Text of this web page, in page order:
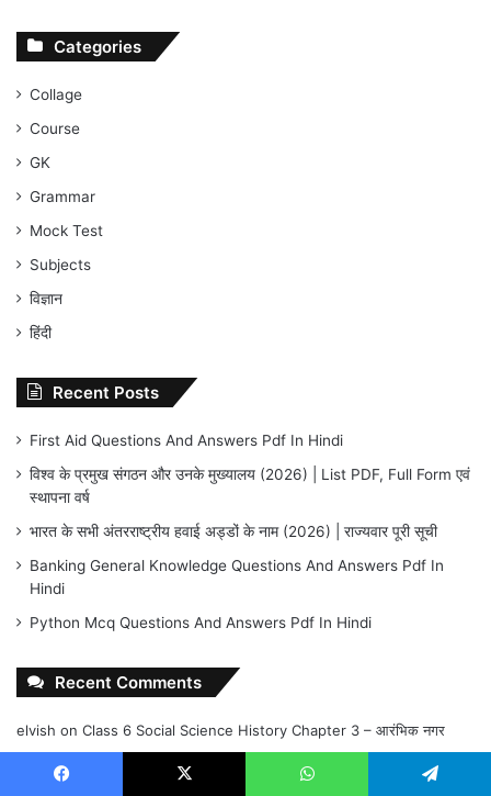
Categories
Collage
Course
GK
Grammar
Mock Test
Subjects
विज्ञान
हिंदी
Recent Posts
First Aid Questions And Answers Pdf In Hindi
विश्व के प्रमुख संगठन और उनके मुख्यालय (2026) | List PDF, Full Form एवं
स्थापना वर्ष
भारत के सभी अंतरराष्ट्रीय हवाई अड्डों के नाम (2026) | राज्यवार पूरी सूची
Banking General Knowledge Questions And Answers Pdf In
Hindi
Python Mcq Questions And Answers Pdf In Hindi
Recent Comments
elvish on Class 6 Social Science History Chapter 3 – आरंभिक नगर
elvishon
Class 6 Social Science History Chapter 2 – आखेट खाद्य संग्रह